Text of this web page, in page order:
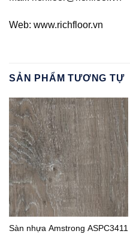
Web: www.richfloor.vn
SẢN PHẨM TƯƠNG TỰ
Sàn nhựa Amstrong ASPC3411